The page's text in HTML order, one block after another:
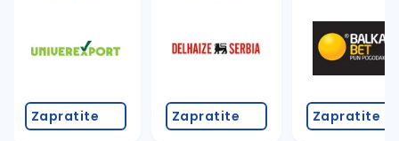
proverite pravopisne greške (koristite č, ć, š, đ,
promenite odabrane filtere pretrage
Zapratite Zapratite Zapratite